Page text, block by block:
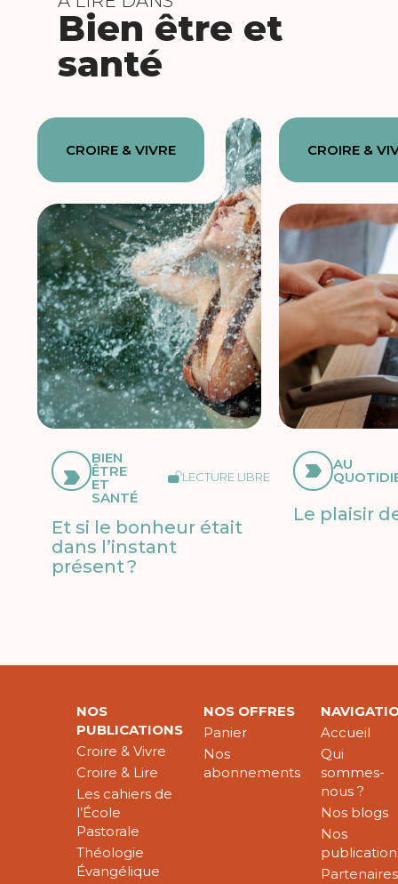
Bien être et
santé
CROIRE & VIVRE
BIEN
ÊTRE
ET
SANTÉ
LECTURE LIBRE
Et si le bonheur était
dans l’instant
présent ?
CROIRE &
AU
Le plaisir
NOS
PUBLICATIONS
Croire & Vivre
Croire & Lire
Les cahiers de
l’École
Pastorale
Théologie
Évangélique
NOS OFFRES
Panier
Nos
abonnements
Accueil
Qui
sommes-
nous ?
Nos blogs
Nos
Partenaires